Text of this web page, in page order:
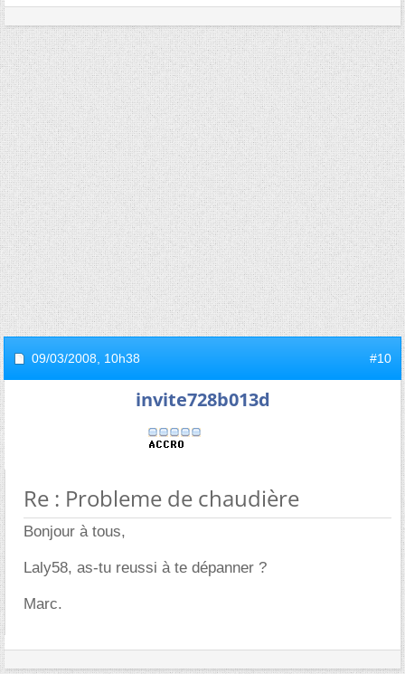
09/03/2008, 10h38 #10
invite728b013d
Re : Probleme de chaudière
Bonjour à tous,
Laly58, as-tu reussi à te dépanner ?
Marc.